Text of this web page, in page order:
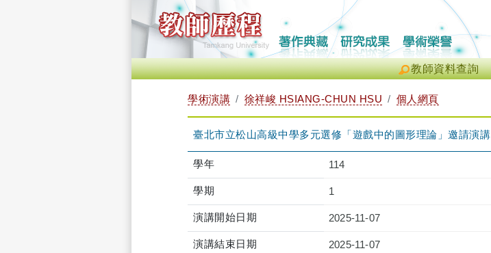
教師資料查詢
學術演講 徐祥峻 HSIANG-CHUN HSU 個人網頁
臺北市立松山高級中學多元選修「遊戲中的圖形理論」邀請演講
學年 114
學期 1
演講開始日期 2025-11-07
演講結束日期 2025-11-07